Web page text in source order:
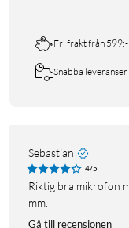
Fri frakt från 599:-
Snabba leveranser
Sebastian
4/5
Riktig bra mikrofon med bra möjligheter för att ljustera ljud
mm.
Gå till recensionen